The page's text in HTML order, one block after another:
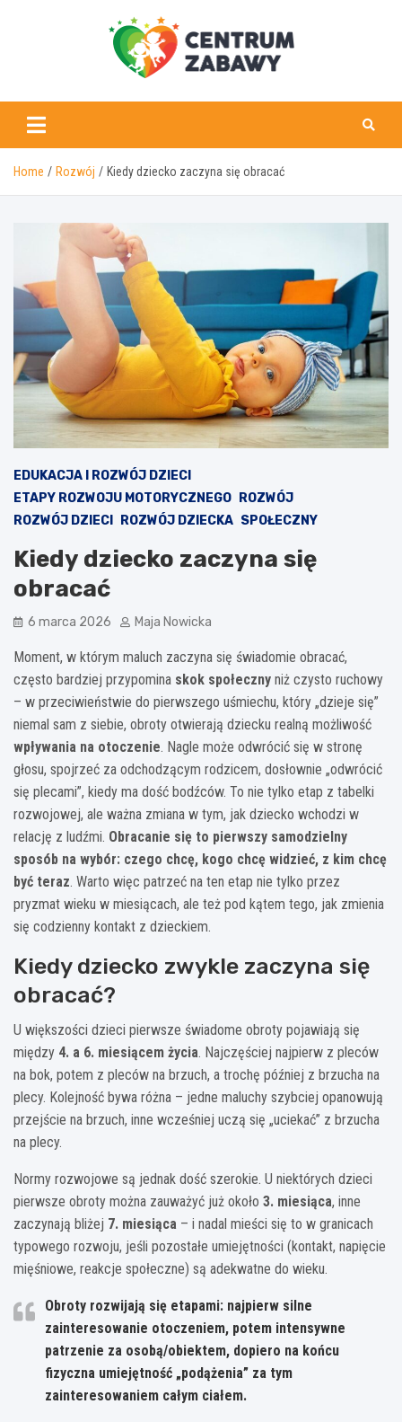
centrumzabawy.pl
Home Rozwój Kiedy dziecko zaczyna się obracać
EDUKACJA I ROZWÓJ DZIECI
ETAPY ROZWOJU MOTORYCZNEGO
ROZWÓJ
ROZWÓJ DZIECI
ROZWÓJ DZIECKA SPOŁECZNY
Kiedy dziecko zaczyna się
obracać
6 marca 2026 Maja Nowicka
Moment, w którym maluch zaczyna się świadomie obracać,
często bardziej przypomina skok społeczny niż czysto ruchowy
– w przeciwieństwie do pierwszego uśmiechu, który „dzieje się”
niemal sam z siebie, obroty otwierają dziecku realną możliwość
wpływania na otoczenie. Nagle może odwrócić się w stronę
głosu, spojrzeć za odchodzącym rodzicem, dosłownie „odwrócić
się plecami”, kiedy ma dość bodźców. To nie tylko etap z tabelki
rozwojowej, ale ważna zmiana w tym, jak dziecko wchodzi w
relację z ludźmi. Obracanie się to pierwszy samodzielny
sposób na wybór: czego chcę, kogo chcę widzieć, z kim chcę
być teraz. Warto więc patrzeć na ten etap nie tylko przez
pryzmat wieku w miesiącach, ale też pod kątem tego, jak zmienia
się codzienny kontakt z dzieckiem.
Kiedy dziecko zwykle zaczyna się
obracać?
U większości dzieci pierwsze świadome obroty pojawiają się
między 4. a 6. miesiącem życia. Najczęściej najpierw z pleców
na bok, potem z pleców na brzuch, a trochę później z brzucha na
plecy. Kolejność bywa różna – jedne maluchy szybciej opanowują
przejście na brzuch, inne wcześniej uczą się „uciekać” z brzucha
na plecy.
Normy rozwojowe są jednak dość szerokie. U niektórych dzieci
pierwsze obroty można zauważyć już około 3. miesiąca, inne
zaczynają bliżej 7. miesiąca – i nadal mieści się to w granicach
typowego rozwoju, jeśli pozostałe umiejętności (kontakt, napięcie
mięśniowe, reakcje społeczne) są adekwatne do wieku.
Obroty rozwijają się etapami: najpierw silne
zainteresowanie otoczeniem, potem intensywne
patrzenie za osobą/obiektem, dopiero na końcu
fizyczna umiejętność „podążenia” za tym
zainteresowaniem całym ciałem.